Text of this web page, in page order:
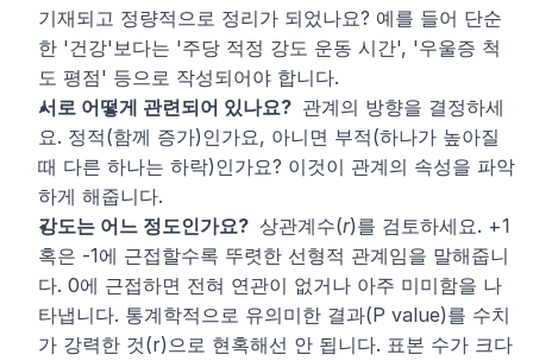
기재되고 정량적으로 정리가 되었나요? 예를 들어 단순
한 '건강'보다는 '주당 적정 강도 운동 시간', '우울증 척
도 평점' 등으로 작성되어야 합니다.
서로 어떻게 관련되어 있나요? 관계의 방향을 결정하세
요. 정적(함께 증가)인가요, 아니면 부적(하나가 높아질
때 다른 하나는 하락)인가요? 이것이 관계의 속성을 파악
하게 해줍니다.
강도는 어느 정도인가요? 상관계수(r)를 검토하세요. +1
혹은 -1에 근접할수록 뚜렷한 선형적 관계임을 말해줍니
다. 0에 근접하면 전혀 연관이 없거나 아주 미미함을 나
타냅니다. 통계학적으로 유의미한 결과(P value)를 수치
가 강력한 것(r)으로 현혹해선 안 됩니다. 표본 수가 크다